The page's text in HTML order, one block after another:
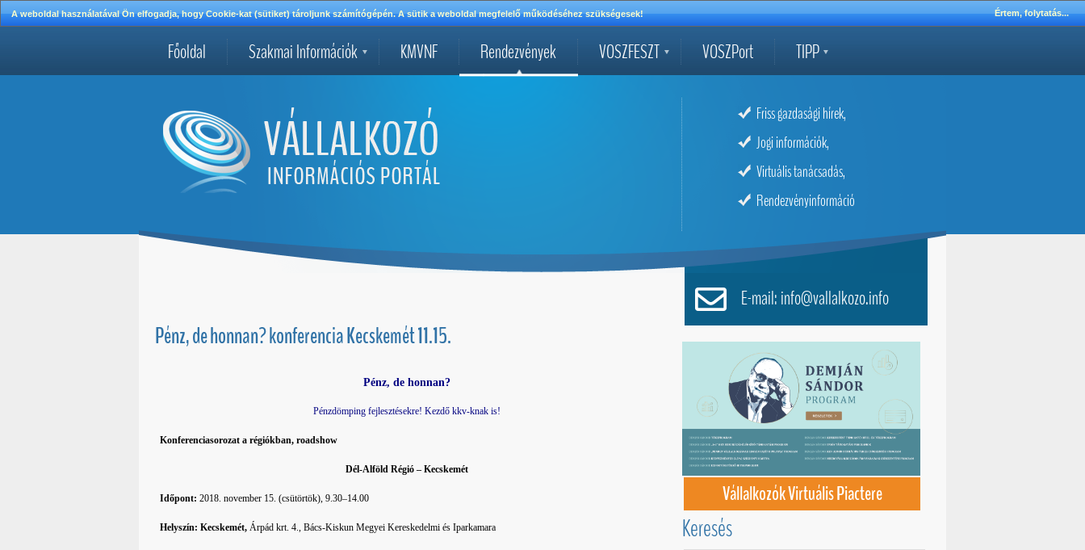
A weboldal használatával Ön elfogadja, hogy Cookie-kat (sütiket) tároljunk számítógépén. A sütik a weboldal megfelelő működéséhez szükségesek! Értem, folytatás...
Főoldal Szakmai Információk KMVNF Rendezvények VOSZFESZT VOSZPort TIPP
Friss gazdasági hírek,
Jogi információk,
Virtuális tanácsadás,
Rendezvényinformáció
Pénz, de honnan? konferencia Kecskemét 11.15.
Pénz, de honnan?
Pénzdömping fejlesztésekre! Kezdő kkv-knak is!
Konferenciasorozat a régiókban, roadshow
Dél-Alföld Régió – Kecskemét
Időpont: 2018. november 15. (csütörtök), 9.30–14.00
Helyszín: Kecskemét, Árpád krt. 4., Bács-Kiskun Megyei Kereskedelmi és Iparkamara
E-mail: info@vallalkozo.info
Vállalkozók Virtuális Piactere
Keresés